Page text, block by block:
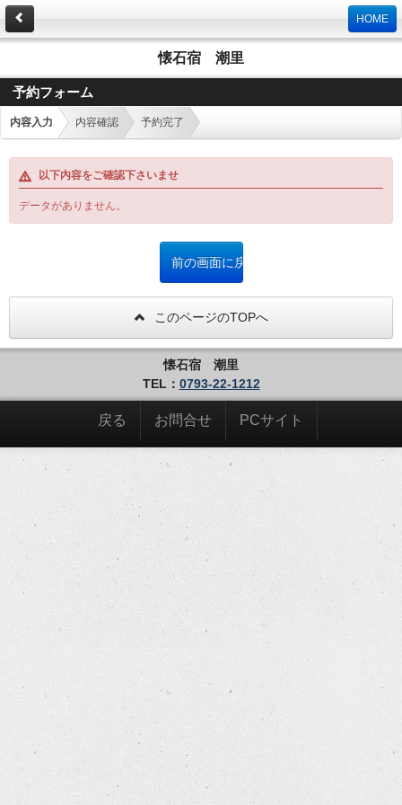
HOME
懐石宿 潮里
予約フォーム
内容入力 内容確認 予約完了
以下内容をご確認下さいませ
データがありません。
このページのTOPへ
懐石宿 潮里
TEL： 0793-22-1212
戻る お問合せ PCサイト